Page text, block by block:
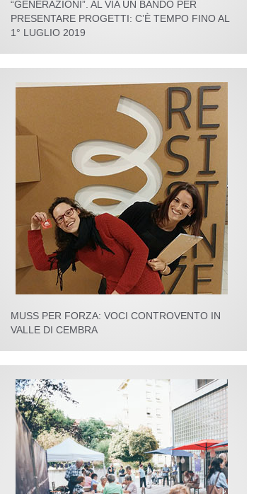
“GENERAZIONI”. AL VIA UN BANDO PER
PRESENTARE PROGETTI: C’È TEMPO FINO AL
1° LUGLIO 2019
MUSS PER FORZA: VOCI CONTROVENTO IN
VALLE DI CEMBRA